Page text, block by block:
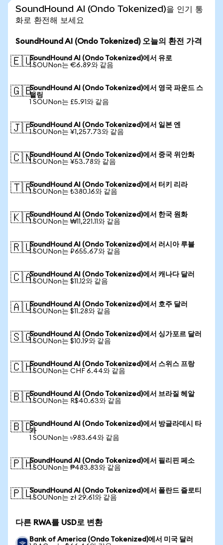
SoundHound AI (Ondo Tokenized)을 인기 통
화로 환전해 보세요
SoundHound AI (Ondo Tokenized) 오늘의 환전 가격
🇪🇺SoundHound AI (Ondo Tokenized)에서 유로
1 SOUNon는 €6.89와 같음
🇬🇧SoundHound AI (Ondo Tokenized)에서 영국 파운드 스
털링
1 SOUNon는 £5.91와 같음
🇯🇵SoundHound AI (Ondo Tokenized)에서 일본 엔
1 SOUNon는 ¥1,257.73와 같음
🇨🇳SoundHound AI (Ondo Tokenized)에서 중국 위안화
1 SOUNon는 ¥53.78와 같음
🇹🇷SoundHound AI (Ondo Tokenized)에서 터키 리라
1 SOUNon는 ₺380.16와 같음
🇰🇷SoundHound AI (Ondo Tokenized)에서 한국 원화
1 SOUNon는 ₩11,221.11와 같음
🇷🇺SoundHound AI (Ondo Tokenized)에서 러시아 루블
1 SOUNon는 ₽655.67와 같음
🇨🇦SoundHound AI (Ondo Tokenized)에서 캐나다 달러
1 SOUNon는 $11.12와 같음
🇦🇺SoundHound AI (Ondo Tokenized)에서 호주 달러
1 SOUNon는 $11.28와 같음
🇸🇬SoundHound AI (Ondo Tokenized)에서 싱가포르 달러
1 SOUNon는 $10.19와 같음
🇨🇭SoundHound AI (Ondo Tokenized)에서 스위스 프랑
1 SOUNon는 CHF 6.44와 같음
🇧🇷SoundHound AI (Ondo Tokenized)에서 브라질 헤알
1 SOUNon는 R$40.63와 같음
🇧🇩SoundHound AI (Ondo Tokenized)에서 방글라데시 타
카
1 SOUNon는 ৳983.64와 같음
🇵🇭SoundHound AI (Ondo Tokenized)에서 필리핀 페소
1 SOUNon는 ₱483.83와 같음
🇵🇱SoundHound AI (Ondo Tokenized)에서 폴란드 즐로티
1 SOUNon는 zł 29.61와 같음
다른 RWA를 USD로 변환
Bank of America (Ondo Tokenized)에서 미국 달러